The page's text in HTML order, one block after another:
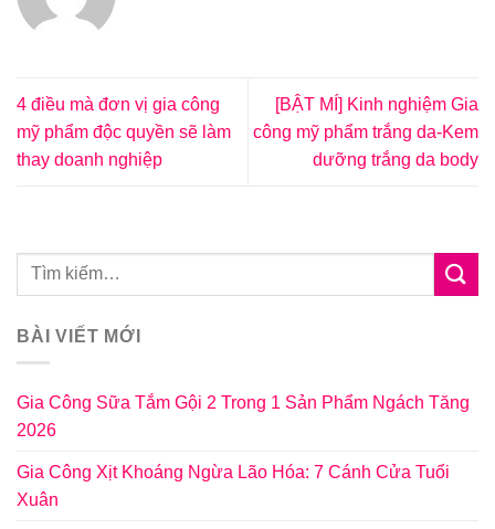
4 điều mà đơn vị gia công
mỹ phẩm độc quyền sẽ làm
thay doanh nghiệp
[BẬT MÍ] Kinh nghiệm Gia
công mỹ phẩm trắng da-Kem
dưỡng trắng da body
BÀI VIẾT MỚI
Gia Công Sữa Tắm Gội 2 Trong 1 Sản Phẩm Ngách Tăng
2026
Gia Công Xịt Khoáng Ngừa Lão Hóa: 7 Cánh Cửa Tuổi
Xuân